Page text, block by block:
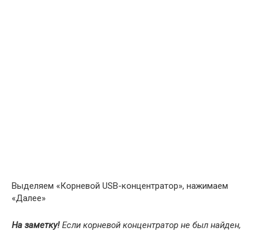
Выделяем «Корневой USB-концентратор», нажимаем
«Далее»
На заметку!Если корневой концентратор не был найден,